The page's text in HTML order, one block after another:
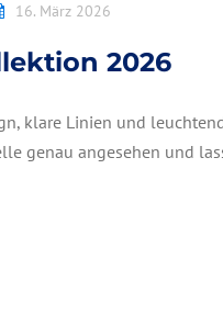
16. März 2026
2026
klare Linien und
genau angesehen und